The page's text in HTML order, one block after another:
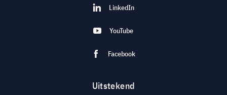
LinkedIn
YouTube
Facebook
Uitstekend